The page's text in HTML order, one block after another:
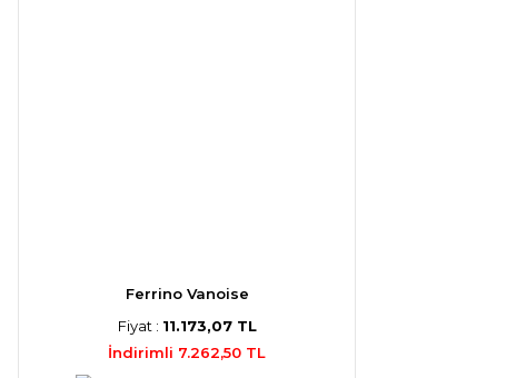
Ferrino Vanoise
Fiyat : 11.173,07 TL
İndirimli 7.262,50 TL